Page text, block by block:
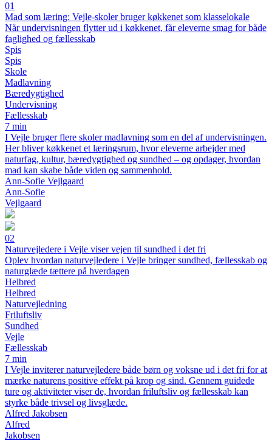
01
Mad som læring: Vejle-skoler bruger køkkenet som klasselokale
Når undervisningen flytter ud i køkkenet, får eleverne smag for både
faglighed og fællesskab
Spis
Spis
Skole
Madlavning
Bæredygtighed
Undervisning
Fællesskab
7 min
I Vejle bruger flere skoler madlavning som en del af undervisningen.
Her bliver køkkenet et læringsrum, hvor eleverne arbejder med
naturfag, kultur, bæredygtighed og sundhed – og opdager, hvordan
mad kan skabe både viden og sammenhold.
Ann-Sofie Vejlgaard
Ann-Sofie
Vejlgaard
02
Naturvejledere i Vejle viser vejen til sundhed i det fri
Oplev hvordan naturvejledere i Vejle bringer sundhed, fællesskab og
naturglæde tættere på hverdagen
Helbred
Helbred
Naturvejledning
Friluftsliv
Sundhed
Vejle
Fællesskab
7 min
I Vejle inviterer naturvejledere både børn og voksne ud i det fri for at
mærke naturens positive effekt på krop og sind. Gennem guidede
ture og aktiviteter viser de, hvordan friluftsliv og fællesskab kan
styrke både trivsel og livsglæde.
Alfred Jakobsen
Alfred
Jakobsen